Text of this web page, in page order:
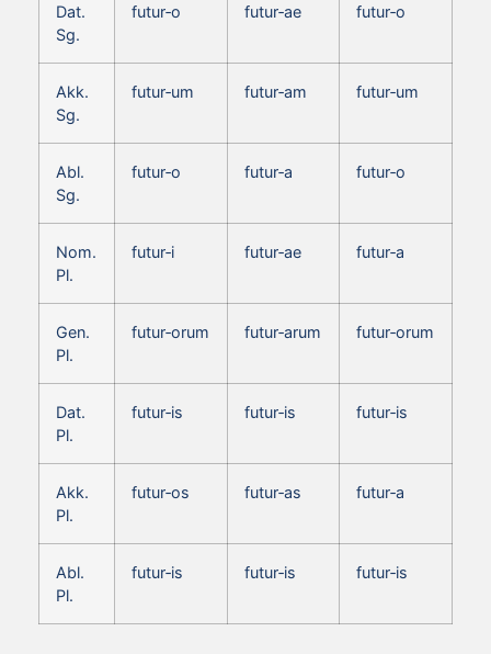
Dat.
Sg.
futur‑o futur‑ae futur‑o
Akk.
Sg.
futur‑um futur‑am futur‑um
Abl.
Sg.
futur‑o futur‑a futur‑o
Nom.
Pl.
futur‑i futur‑ae futur‑a
Gen.
Pl.
futur‑orum futur‑arum futur‑orum
Dat.
Pl.
futur‑is futur‑is futur‑is
Akk.
Pl.
futur‑os futur‑as futur‑a
Abl.
Pl.
futur‑is futur‑is futur‑is